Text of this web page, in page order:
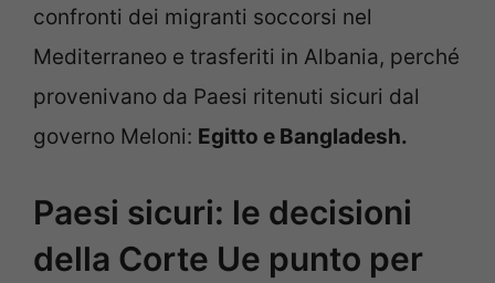
confronti dei migranti soccorsi nel
Mediterraneo e trasferiti in Albania, perché
provenivano da Paesi ritenuti sicuri dal
governo Meloni: Egitto e Bangladesh.
Paesi sicuri: le decisioni
della Corte Ue punto per